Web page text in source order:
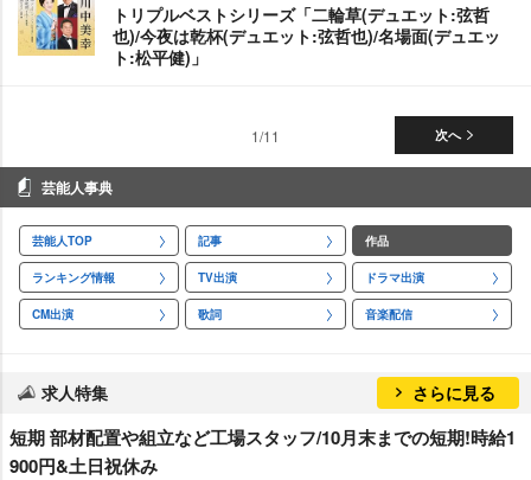
トリプルベストシリーズ「二輪草(デュエット:弦哲
也)/今夜は乾杯(デュエット:弦哲也)/名場面(デュエッ
ト:松平健)」
次へ
1/11
芸能人事典
芸能人TOP 記事 作品
ランキング情報 TV出演 ドラマ出演
CM出演 歌詞 音楽配信
求人特集 さらに見る
短期 部材配置や組立など工場スタッフ/10月末までの短期!時給1
900円&土日祝休み